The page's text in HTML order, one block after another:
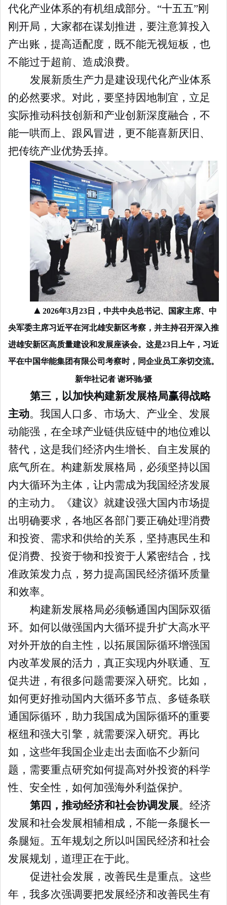
代化产业体系的有机组成部分。“十五五”刚
刚开局，大家都在谋划推进，要注意算投入
产出账，提高适配度，既不能无视短板，也
不能过于超前、造成浪费。
发展新质生产力是建设现代化产业体系
的必然要求。对此，要坚持因地制宜，立足
实际推动科技创新和产业创新深度融合，不
能一哄而上、跟风冒进，更不能喜新厌旧、
把传统产业优势丢掉。
▲ 2026年3月23日，中共中央总书记、国家主席、中
央军委主席习近平在河北雄安新区考察，并主持召开深入推
进雄安新区高质量建设和发展座谈会。这是23日上午，习近
平在中国华能集团有限公司考察时，同企业员工亲切交流。
新华社记者 谢环驰/摄
第三，以加快构建新发展格局赢得战略
主动。我国人口多、市场大、产业全、发展
动能强，在全球产业链供应链中的地位难以
替代，这是我们经济内生增长、自主发展的
底气所在。构建新发展格局，必须坚持以国
内大循环为主体，让内需成为我国经济发展
的主动力。《建议》就建设强大国内市场提
出明确要求，各地区各部门要正确处理消费
和投资、需求和供给的关系，坚持惠民生和
促消费、投资于物和投资于人紧密结合，找
准政策发力点，努力提高国民经济循环质量
和效率。
构建新发展格局必须畅通国内国际双循
环。如何以做强国内大循环提升扩大高水平
对外开放的自主性，以拓展国际循环增强国
内改革发展的活力，真正实现内外联通、互
促共进，有很多问题需要深入研究。比如，
如何更好推动国内大循环多节点、多链条联
通国际循环，助力我国成为国际循环的重要
枢纽和强大引擎，就需要深入研究。再比
如，这些年我国企业走出去面临不少新问
题，需要重点研究如何提高对外投资的科学
性、安全性，如何加强海外利益保护。
第四，推动经济和社会协调发展。经济
发展和社会发展相辅相成，不能一条腿长一
条腿短。五年规划之所以叫国民经济和社会
发展规划，道理正在于此。
促进社会发展，改善民生是重点。这些
年，我多次强调要把发展经济和改善民生有